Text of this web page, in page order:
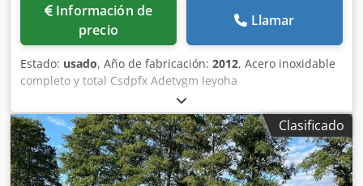
Información de
precio
Llamar
Estado: usado, Año de fabricación: 2012, Acero inoxidable
completo y total Csdpfx Adetvgm Ieyoha
Clasificado